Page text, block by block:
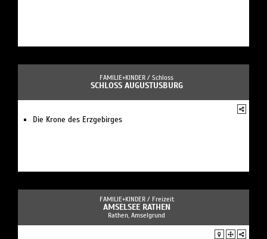
FAMILIE+KINDER / Schloss
SCHLOSS AUGUSTUSBURG
Die Krone des Erzgebirges
FAMILIE+KINDER / Freizeit
AMSELSEE RATHEN
Rathen, Amselgrund